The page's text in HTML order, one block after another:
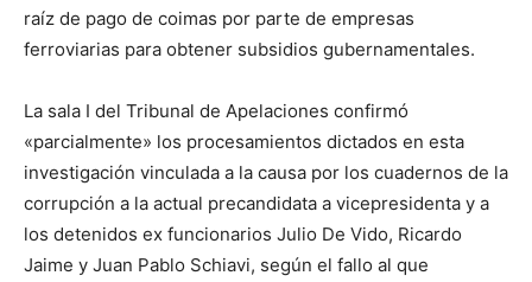
raíz de pago de coimas por parte de empresas
ferroviarias para obtener subsidios gubernamentales.
La sala I del Tribunal de Apelaciones confirmó
«parcialmente» los procesamientos dictados en esta
investigación vinculada a la causa por los cuadernos de la
corrupción a la actual precandidata a vicepresidenta y a
los detenidos ex funcionarios Julio De Vido, Ricardo
Jaime y Juan Pablo Schiavi, según el fallo al que